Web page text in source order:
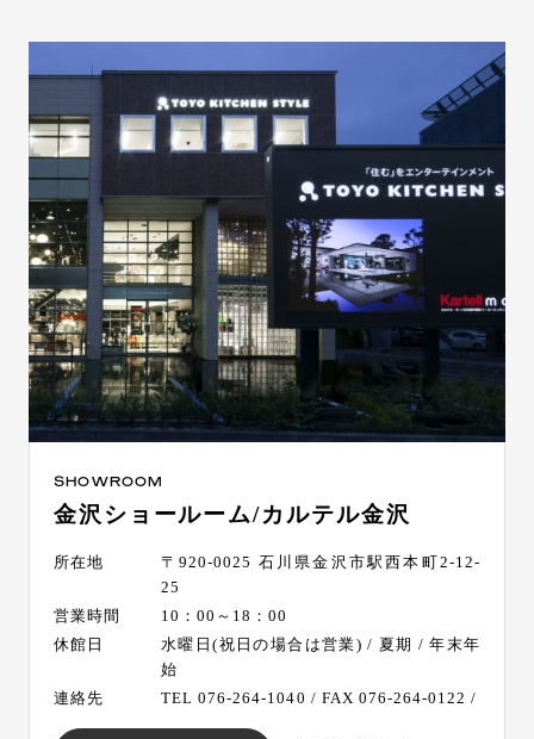
オンライン見積もり ショールームを探す
SHOWROOM
金沢ショールーム/カルテル金沢
所在地
〒920-0025 石川県金沢市駅西本町2-12-
25
営業時間
10：00～18：00
休館日
水曜日(祝日の場合は営業) / 夏期 / 年末年
始
連絡先
TEL 076-264-1040 / FAX 076-264-0122 /